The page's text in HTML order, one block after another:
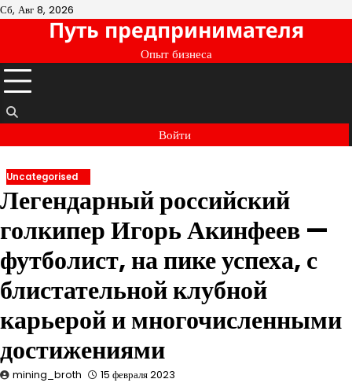
Перейти
содержимому
Сб, Авг 8, 2026
Путь предпринимателя
Опыт бизнеса
Войти
Uncategorised
Легендарный российский
голкипер Игорь Акинфеев —
футболист, на пике успеха, с
блистательной клубной
карьерой и многочисленными
достижениями
mining_broth 15 февраля 2023